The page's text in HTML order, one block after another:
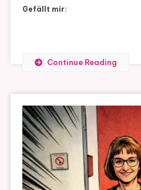
Gefällt mir:
Continue Reading